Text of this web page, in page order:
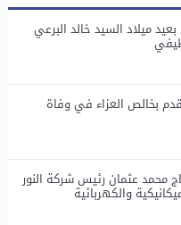
ميلاد السيد خالد البرعي
بخالص العزاء في وفاة
محمد عثمان رئيس شركة النور
والكهربائية